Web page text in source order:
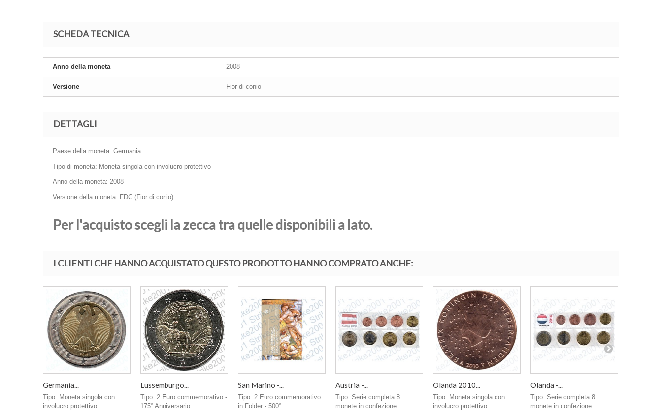
SCHEDA TECNICA
Anno della moneta 2008
Versione Fior di conio
DETTAGLI
Paese della moneta: Germania
Tipo di moneta: Moneta singola con involucro protettivo
Anno della moneta: 2008
Versione della moneta: FDC (Fior di conio)
Per l'acquisto scegli la zecca tra quelle disponibili a lato.
I CLIENTI CHE HANNO ACQUISTATO QUESTO PRODOTTO HANNO COMPRATO ANCHE:
Germania...
Tipo: Moneta singola con
involucro protettivo...
Lussemburgo...
Tipo: 2 Euro commemorativo -
175° Anniversario...
San Marino -...
Tipo: 2 Euro commemorativo
in Folder - 500°...
Austria -...
Tipo: Serie completa 8
monete in confezione...
Olanda 2010...
Tipo: Moneta singola con
involucro protettivo...
Olanda -...
Tipo: Serie completa 8
monete in confezione...